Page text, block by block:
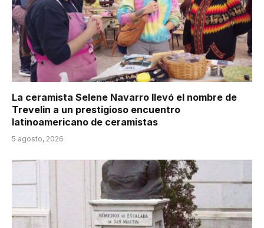
La ceramista Selene Navarro llevó el nombre de
Trevelin a un prestigioso encuentro
latinoamericano de ceramistas
5 agosto, 2026